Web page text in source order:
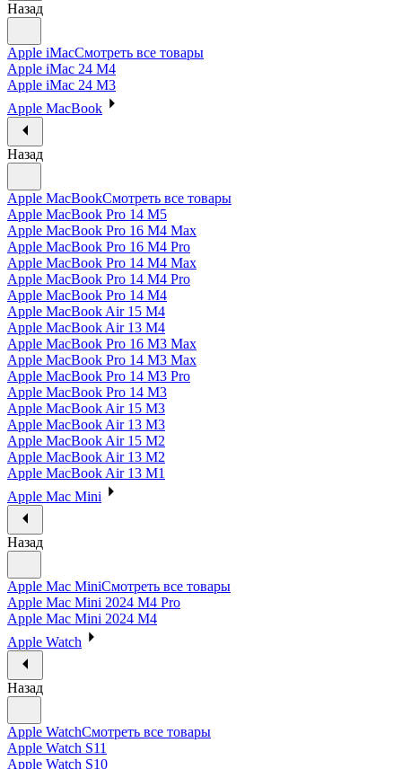
Назад
Apple iMacСмотреть все товары
Apple iMac 24 M4
Apple iMac 24 M3
Apple MacBook
Назад
Apple MacBookСмотреть все товары
Apple MacBook Pro 14 M5
Apple MacBook Pro 16 M4 Max
Apple MacBook Pro 16 M4 Pro
Apple MacBook Pro 14 M4 Max
Apple MacBook Pro 14 M4 Pro
Apple MacBook Pro 14 M4
Apple MacBook Air 15 M4
Apple MacBook Air 13 M4
Apple MacBook Pro 16 M3 Max
Apple MacBook Pro 14 M3 Max
Apple MacBook Pro 14 M3 Pro
Apple MacBook Pro 14 M3
Apple MacBook Air 15 M3
Apple MacBook Air 13 M3
Apple MacBook Air 15 M2
Apple MacBook Air 13 M2
Apple MacBook Air 13 M1
Apple Mac Mini
Назад
Apple Mac MiniСмотреть все товары
Apple Mac Mini 2024 M4 Pro
Apple Mac Mini 2024 M4
Apple Watch
Назад
Apple WatchСмотреть все товары
Apple Watch S11
Apple Watch S10